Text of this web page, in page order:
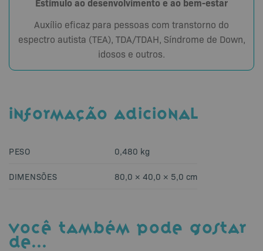
Auxílio eficaz para pessoas com transtorno do
espectro autista (TEA), TDA/TDAH, Síndrome de Down,
idosos e outros.
INFORMAÇÃO ADICIONAL
PESO 0,480 kg
DIMENSÕES 80,0 × 40,0 × 5,0 cm
VOCÊ TAMBÉM PODE GOSTAR
DE…